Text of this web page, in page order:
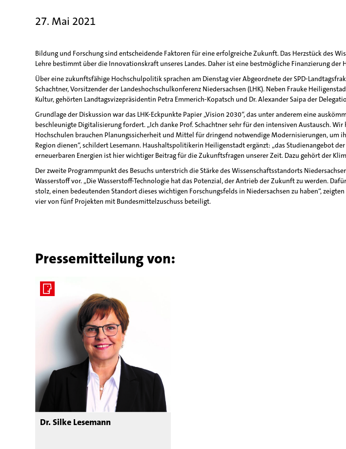
27. Mai 2021
Bildung und Forschung sind entscheidende Faktoren für eine erfolgreiche Zukunft. Das Herzstück des
Lehre bestimmt über die Innovationskraft unseres Landes. Daher ist eine bestmögliche Finanzierung
Über eine zukunftsfähige Hochschulpolitik sprachen am Dienstag vier Abgeordnete der SPD-
Schachtner, Vorsitzender der Landeshochschulkonferenz Niedersachsen (LHK). Neben Frauke
Kultur, gehörten Landtagsvizepräsidentin Petra Emmerich-Kopatsch und Dr. Alexander Saipa der
Grundlage der Diskussion war das LHK-Eckpunkte Papier „Vision 2030“, das unter anderem eine
beschleunigte Digitalisierung fordert. „Ich danke Prof. Schachtner sehr für den intensiven Austausch.
Hochschulen brauchen Planungssicherheit und Mittel für dringend notwendige Modernisierungen, um
Region dienen“, schildert Lesemann. Haushaltspolitikerin Heiligenstadt ergänzt: „das Studienangebot
erneuerbaren Energien ist hier wichtiger Beitrag für die Zukunftsfragen unserer Zeit. Dazu gehört der
Der zweite Programmpunkt des Besuchs unterstrich die Stärke des Wissenschaftsstandorts
Wasserstoff vor. „Die Wasserstoff-Technologie hat das Potenzial, der Antrieb der Zukunft zu werden.
stolz, einen bedeutenden Standort dieses wichtigen Forschungsfelds in Niedersachsen zu haben“,
vier von fünf Projekten mit Bundesmittelzuschuss beteiligt.
Pressemitteilung von:
Dr. Silke Lesemann